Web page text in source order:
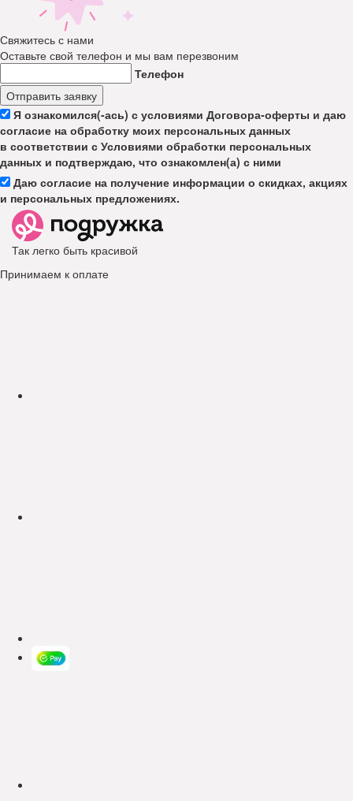
Свяжитесь с нами
Оставьте свой телефон и мы вам перезвоним
Телефон
Отправить заявку
Я ознакомился(-ась) с условиями Договора-оферты и даю
согласие на обработку моих персональных данных
в соответствии с Условиями обработки персональных
данных и подтверждаю, что ознакомлен(а) с ними
Даю согласие на получение информации о скидках, акциях
и персональных предложениях.
Так легко быть красивой
Принимаем к оплате